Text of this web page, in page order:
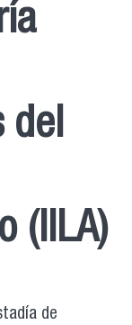
del
(IILA)
de